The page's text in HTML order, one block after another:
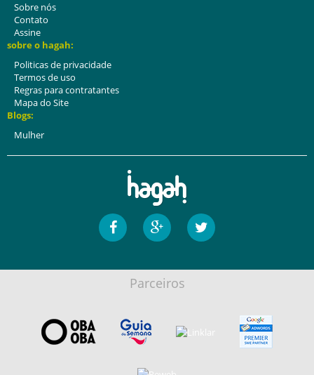
Sobre nós
Contato
Assine
sobre o hagah:
Politicas de privacidade
Termos de uso
Regras para contratantes
Mapa do Site
Blogs:
Mulher
Parceiros